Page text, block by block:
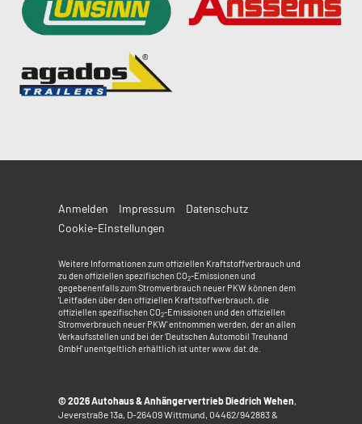
Anmelden Impressum
Datenschutz
Cookie-Einstellungen
Weitere Informationen zum offiziellen Kraftstoffverbrauch und
zu den offiziellen spezifischen CO2-Emissionen und
gegebenenfalls zum Stromverbrauch neuer PKW können dem
'Leitfaden über den offiziellen Kraftstoffverbrauch, die
offiziellen spezifischen CO2-Emissionen und den offiziellen
Stromverbrauch neuer PKW' entnommen werden, der an allen
Verkaufsstellen und bei der 'Deutschen Automobil Treuhand
GmbH' unentgeltlich erhältlich ist unter www.dat.de.
© 2026 Autohaus & Anhängervertrieb Diedrich Wehen
Jeverstraße 13a D-26409Wittmund, 04462/942883 &